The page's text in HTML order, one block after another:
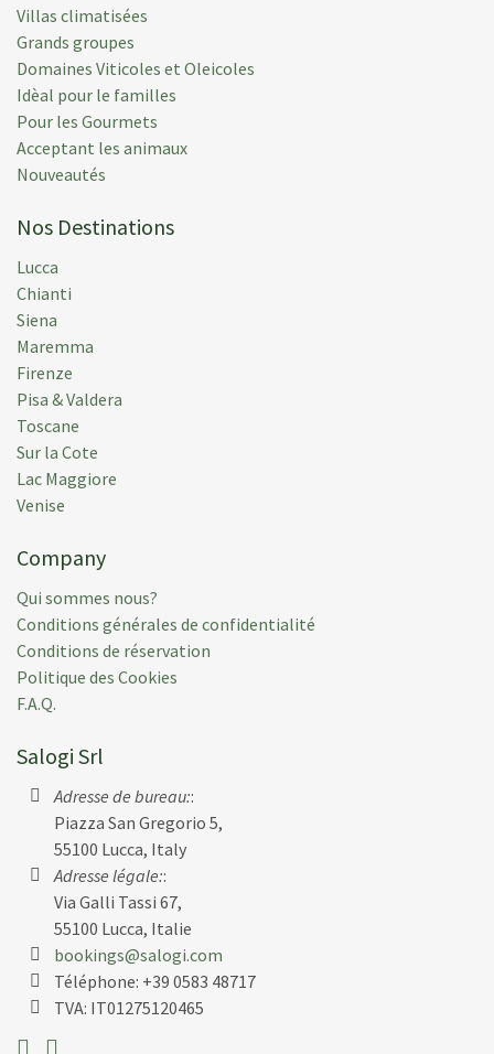
family had the most fantastic time and we still feel
grateful for having been able to be there. Thank you
for all your help and patience. One day we will be
back, I am sure.
Déposée: 16 mai 2015
Semaine de location:
M M.
great feature--especially for the grandkids. My only
access road. It is just too rough and bumpy.
Déposée:
Semaine de location:
J N.(Usa)
Wonderful villa. We were a group of 11, older people
down to 5-year old, and the villa was perfect for
view spectacular, and the pool very nice.
Déposée:
28 juin 2014
Semaine de location:
14 juin 2014
K B. (Usa)
We just returned from a week at Lavacchio...what an
Villas climatisées
Grands groupes
Domaines Viticoles et Oleicoles
Idèal pour le familles
Pour les Gourmets
Acceptant les animaux
Nouveautés
Nos Destinations
Lucca
Chianti
Siena
Maremma
Firenze
Pisa & Valdera
Toscane
Sur la Cote
Lac Maggiore
Venise
Company
Qui sommes nous?
Conditions générales de confidentialité
Conditions de réservation
Politique des Cookies
F.A.Q.
Salogi Srl
Adresse de bureau::
Piazza San Gregorio 5,
55100 Lucca, Italy
Adresse légale::
Via Galli Tassi 67,
55100 Lucca, Italie
bookings@salogi.com
Téléphone: +39 0583 48717
TVA: IT01275120465